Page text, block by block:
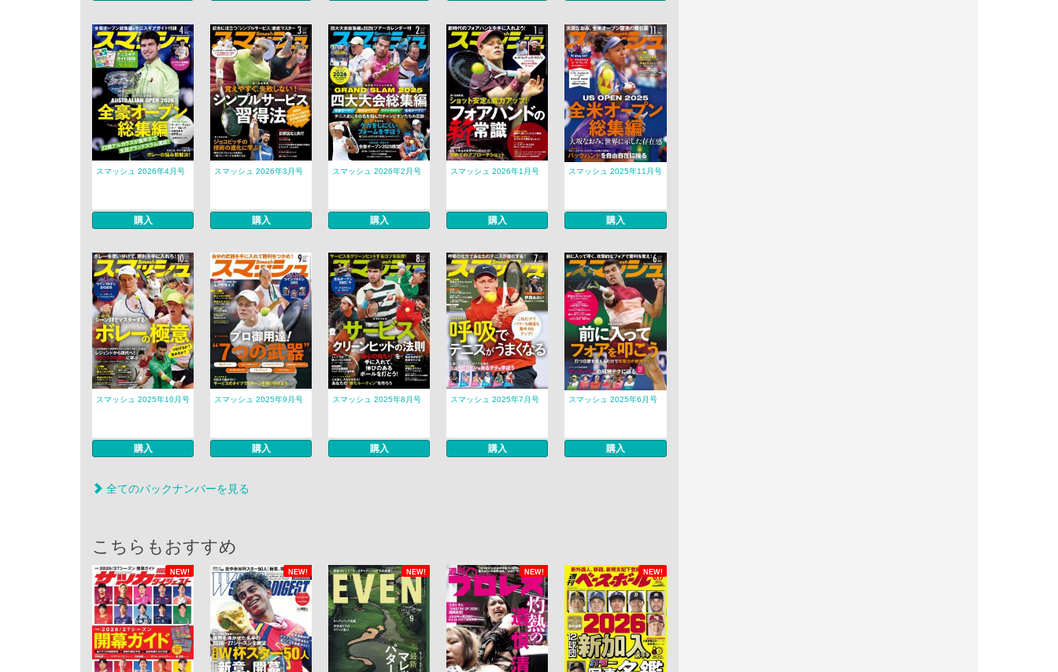
スマッシュ 2026年4月号
購入
スマッシュ 2026年3月号
購入
スマッシュ 2026年2月号
購入
スマッシュ 2026年1月号
購入
スマッシュ 2025年11月号
購入
スマッシュ 2025年10月号
購入
スマッシュ 2025年9月号
購入
スマッシュ 2025年8月号
購入
スマッシュ 2025年7月号
購入
スマッシュ 2025年6月号
購入
全てのバックナンバーを見る
こちらもおすすめ
NEW! NEW! NEW! NEW! NEW!